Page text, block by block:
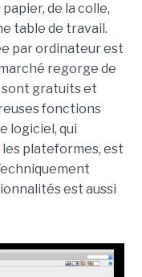
de la colle,
table de travail.
par ordinateur est
regorge de
sont gratuits et
fonctions
logiciel, qui
plateformes, est
est aussi